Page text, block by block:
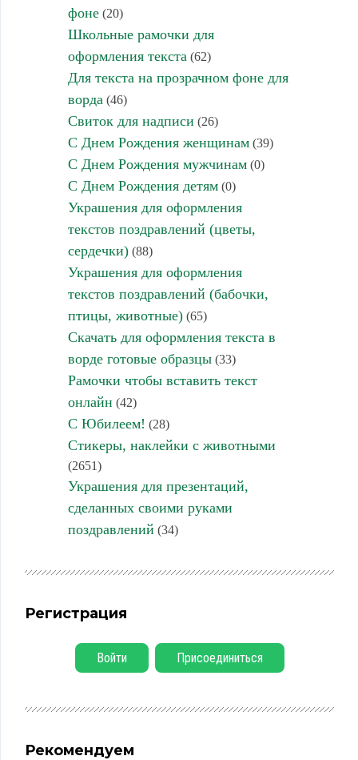
фоне(20)
Школьные рамочки для
оформления текста (62)
Для текста на прозрачном фоне для
ворда (46)
Свиток для надписи (26)
С Днем Рождения женщинам(39)
С Днем Рождения мужчинам(0)
С Днем Рождения детям(0)
Украшения для оформления
текстов поздравлений (цветы,
сердечки)(88)
Украшения для оформления
текстов поздравлений (бабочки,
птицы, животные)(65)
Скачать для оформления текста в
ворде готовые образцы(33)
Рамочки чтобы вставить текст
онлайн (42)
С Юбилеем! (28)
Стикеры, наклейки с животными
(2651)
Украшения для презентаций,
сделанных своими руками
поздравлений (34)
Регистрация
Войти Присоединиться
Рекомендуем